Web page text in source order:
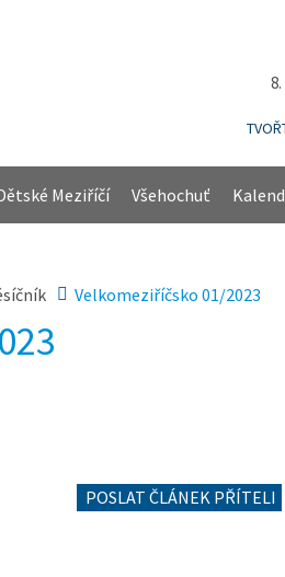
Meziříčí Všehochuť
Velkomeziříčsko 01/2023
POSLAT ČLÁNEK PŘÍTELI